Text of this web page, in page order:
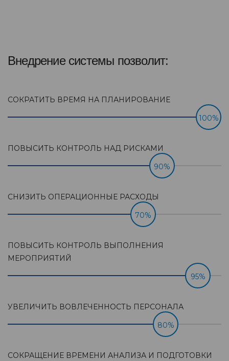
Внедрение системы позволит:
СОКРАТИТЬ ВРЕМЯ НА ПЛАНИРОВАНИЕ
100%
ПОВЫСИТЬ КОНТРОЛЬ НАД РИСКАМИ
СНИЗИТЬ ОПЕРАЦИОННЫЕ РАСХОДЫ
17%
ПОВЫСИТЬ КОНТРОЛЬ ВЫПОЛНЕНИЯ
МЕРОПРИЯТИЙ
95%
УВЕЛИЧИТЬ ВОВЛЕЧЕННОСТЬ ПЕРСОНАЛА
80%
СОКРАЩЕНИЕ ВРЕМЕНИ АНАЛИЗА И ПОДГОТОВКИ